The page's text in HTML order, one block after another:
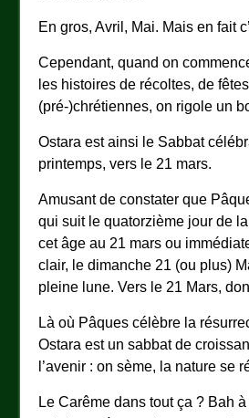
En gros, Avril, Mai. Mais en fait
Cependant, quand on
les histoires de récoltes, de
(pré-)chrétiennes, on rigole un
Ostara est ainsi le Sabbat
printemps, vers le 21 mars.
Amusant de constater que
qui suit le quatorzième jour de
cet âge au 21 mars ou
clair, le dimanche 21 (ou plus)
pleine lune. Vers le 21 Mars,
Là où Pâques célèbre la
Ostara est un sabbat de
l’avenir : on sème, la nature se
Le Carême dans tout ça ? Bah